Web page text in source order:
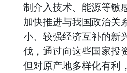
制介入技术、能源等敏
加快推进与我国政治关
小、较强经济互补的新
伐，通过向这些国家投
但对原产地多样化有利